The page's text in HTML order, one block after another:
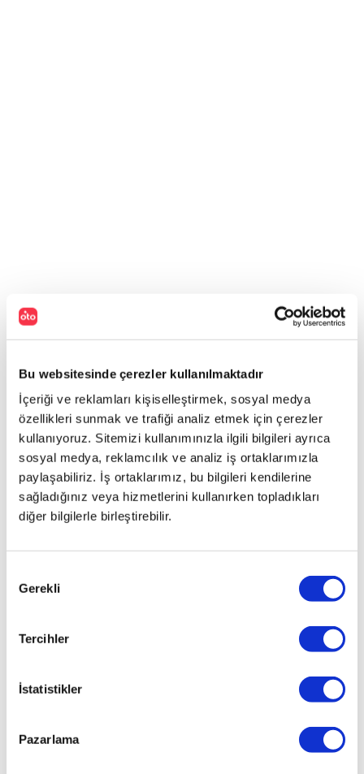
Bu websitesinde çerezler kullanılmaktadır
İçeriği ve reklamları kişiselleştirmek, sosyal medya
özellikleri sunmak ve trafiği analiz etmek için çerezler
kullanıyoruz. Sitemizi kullanımınızla ilgili bilgileri ayrıca
sosyal medya, reklamcılık ve analiz iş ortaklarımızla
paylaşabiliriz. İş ortaklarımız, bu bilgileri kendilerine
sağladığınız veya hizmetlerini kullanırken topladıkları
diğer bilgilerle birleştirebilir.
Seçimi
Gerekli
Tercihler
İstatistikler
Pazarlama